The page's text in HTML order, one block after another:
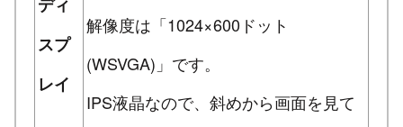
スプ
レイ
解像度は「1024×600ドット
(WSVGA)」です。
IPS液晶なので、斜めから画面を見て